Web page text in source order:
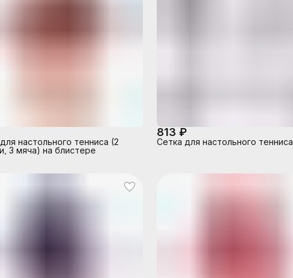
настольного тенниса (2
3 мяча) на блистере
813 ₽
Сетка для настольного тенниса